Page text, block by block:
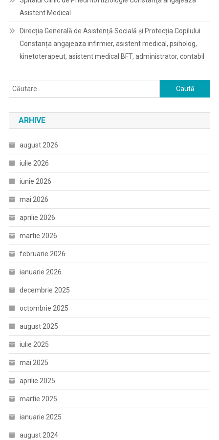
Asistent Medical
Direcția Generală de Asistență Socială și Protecția Copilului
Constanța angajeaza infirmier, asistent medical, psiholog,
kinetoterapeut, asistent medical BFT, administrator, contabil
Caută
după:
ARHIVE
august 2026
iulie 2026
iunie 2026
mai 2026
aprilie 2026
martie 2026
februarie 2026
ianuarie 2026
decembrie 2025
octombrie 2025
august 2025
iulie 2025
mai 2025
aprilie 2025
martie 2025
ianuarie 2025
august 2024